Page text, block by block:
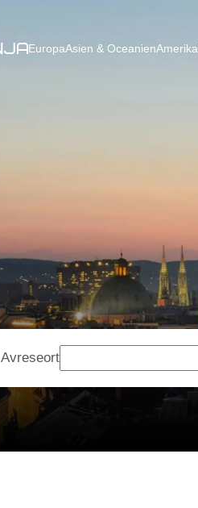
EuropaAsien & OceanienAmerika
Avreseort